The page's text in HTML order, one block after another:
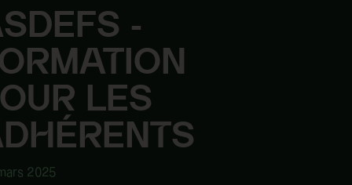
-
LES
2025